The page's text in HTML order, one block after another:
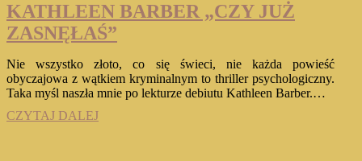
KATHLEEN BARBER „CZY JUŻ
ZASNĘŁAŚ”
Nie wszystko złoto, co się świeci, nie każda powieść
obyczajowa z wątkiem kryminalnym to thriller psychologiczny.
Taka myśl naszła mnie po lekturze debiutu Kathleen Barber.…
CZYTAJ DALEJKATHLEEN